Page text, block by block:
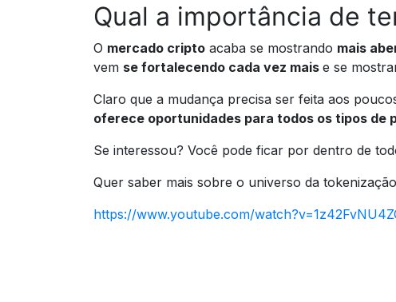
Qual a importância de
O mercado cripto acaba se mostrando mais
vem se fortalecendo cada vez mais e se
Claro que a mudança precisa ser feita aos
oferece oportunidades para todos os tipos de
Se interessou? Você pode ficar por dentro de
Quer saber mais sobre o universo da
https://www.youtube.com/